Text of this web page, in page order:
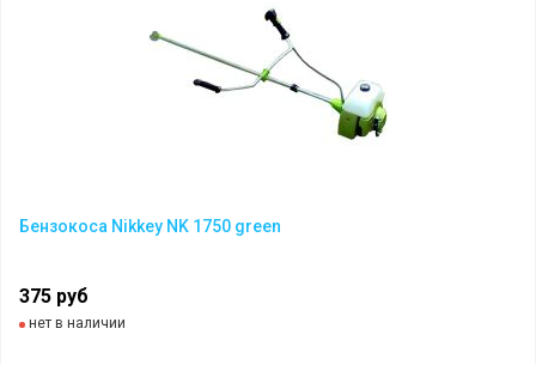
Бензокоса Nikkey NK 1750 green
375 руб
нет в наличии